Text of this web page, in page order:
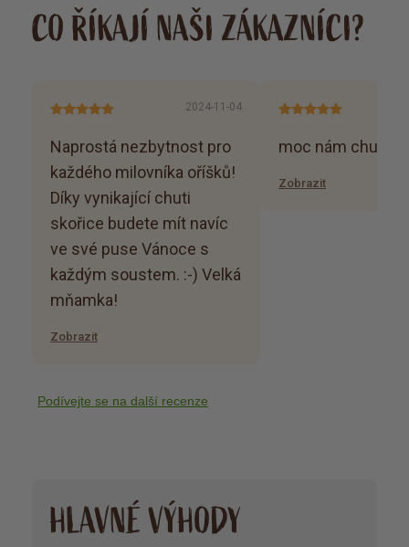
CO ŘÍKAJÍ NAŠI ZÁKAZNÍCI?
2024-11-04
Naprostá nezbytnost pro
každého milovníka oříšků!
Díky vynikající chuti
skořice budete mít navíc
ve své puse Vánoce s
každým soustem. :-) Velká
mňamka!
Zobrazit
moc nám chutnají
Zobrazit
Podívejte se na další recenze
HLAVNÉ VÝHODY